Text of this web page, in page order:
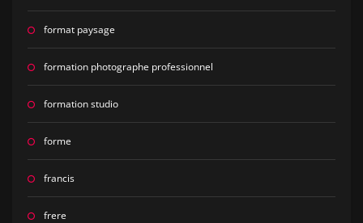
format paysage
formation photographe professionnel
formation studio
forme
francis
frere